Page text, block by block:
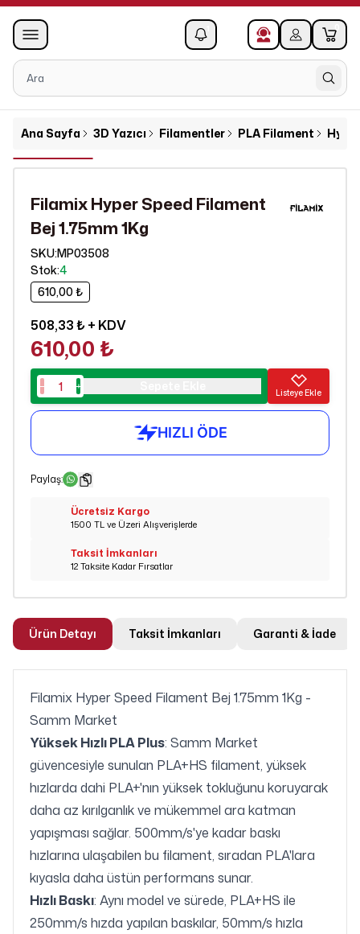
0
Ana Sayfa 3D Yazıcı Filamentler PLA Filament
Filamix Hyper Speed Filament
Bej 1.75mm 1Kg
SKU:MP03508
Stok:4
610,00 ₺
508,33 ₺+ KDV
610,00 ₺
Listeye Ekle
Paylaş:
Ücretsiz Kargo
1500 TL ve Üzeri Alışverişlerde
Taksit İmkanları
12 Taksite Kadar Fırsatlar
Ürün Detayı Taksit İmkanları Garanti & İade
Filamix Hyper Speed Filament Bej 1.75mm 1Kg -
Samm Market
Yüksek Hızlı PLA Plus: Samm Market
güvencesiyle sunulan PLA+HS filament, yüksek
hızlarda dahi PLA+'nın yüksek tokluğunu koruyarak
daha az kırılganlık ve mükemmel ara katman
yapışması sağlar. 500mm/s'ye kadar baskı
hızlarına ulaşabilen bu filament, sıradan PLA'lara
kıyasla daha üstün performans sunar.
Hızlı Baskı: Aynı model ve sürede, PLA+HS ile
250mm/s hızda yapılan baskılar, 50mm/s hızla